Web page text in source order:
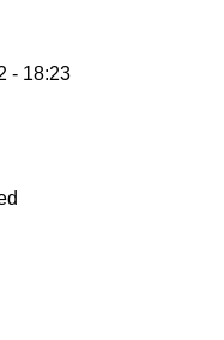
- 18:23